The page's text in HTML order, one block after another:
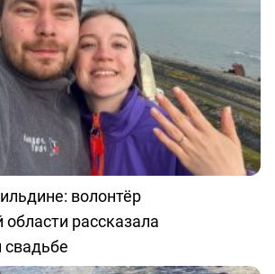
волонтёр
рассказала